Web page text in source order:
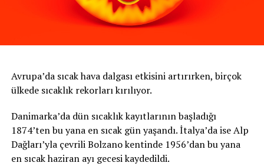
Avrupa’da sıcak hava dalgası etkisini artırırken, birçok
ülkede sıcaklık rekorları kırılıyor.
Danimarka’da dün sıcaklık kayıtlarının başladığı
1874’ten bu yana en sıcak gün yaşandı. İtalya’da ise Alp
Dağları’yla çevrili Bolzano kentinde 1956’dan bu yana
en sıcak haziran ayı gecesi kaydedildi.